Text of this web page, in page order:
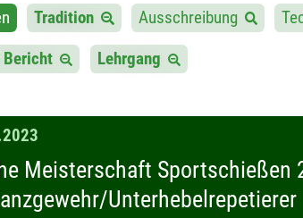
Tradition Ausschreibung
Lehrgang
Meisterschaft Sportschießen
Unterhebelrepetierer